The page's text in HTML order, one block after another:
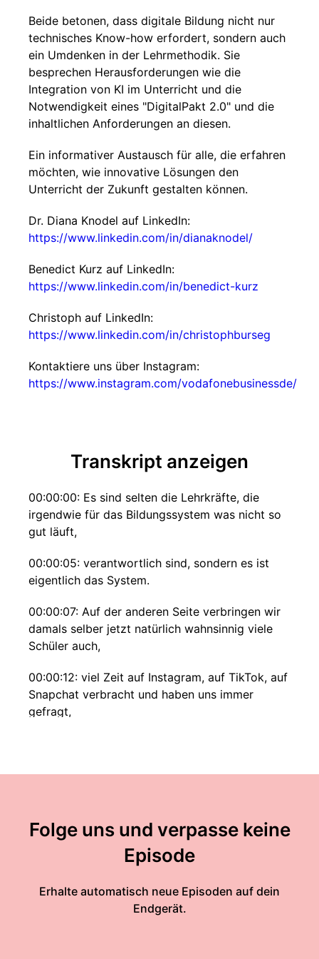
Beide betonen, dass digitale Bildung nicht nur
technisches Know-how erfordert, sondern auch
ein Umdenken in der Lehrmethodik. Sie
besprechen Herausforderungen wie die
Integration von KI im Unterricht und die
Notwendigkeit eines "DigitalPakt 2.0" und die
inhaltlichen Anforderungen an diesen.
Ein informativer Austausch für alle, die erfahren
möchten, wie innovative Lösungen den
Unterricht der Zukunft gestalten können.
Dr. Diana Knodel auf LinkedIn:
https://www.linkedin.com/in/dianaknodel/
Benedict Kurz auf LinkedIn:
https://www.linkedin.com/in/benedict-kurz
Christoph auf LinkedIn:
https://www.linkedin.com/in/christophburseg
Kontaktiere uns über Instagram:
https://www.instagram.com/vodafonebusinessde/
Transkript anzeigen
00:00:00: Es sind selten die Lehrkräfte, die
irgendwie für das Bildungssystem was nicht so
gut läuft,
00:00:05: verantwortlich sind, sondern es ist
eigentlich das System.
00:00:07: Auf der anderen Seite verbringen wir
damals selber jetzt natürlich wahnsinnig viele
Schüler auch,
00:00:12: viel Zeit auf Instagram, auf TikTok, auf
Snapchat verbracht und haben uns immer
gefragt,
Ansatz und Bildung irgendwie zusammenbringen
00:00:21: Das muss doch irgendwie cooler und
ein bisschen spannender für den Schüler gehen.
Vodafone Business. Mein Name ist Christoph
Folge uns und verpasse keine
Episode
Erhalte automatisch neue Episoden auf dein
Endgerät.